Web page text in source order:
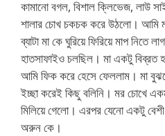
কামানো বগল, বিশাল ক্লিভেজ, লাউ
শালার চোখ চকচক করে উঠলো। আমি
ব্যাটা মা কে ঘুরিয়ে ফিরিয়ে মাপ নিতে
হাতসাফাইও চলছিল। মা একটু বিব্রত
আমি ফিক করে হেসে ফেললাম। মা
ইচ্ছা করেই কিছু বলিনি। মর চোখে
মিলিয়ে গেলো। এরপর যেনো একটু
অরুন কে।